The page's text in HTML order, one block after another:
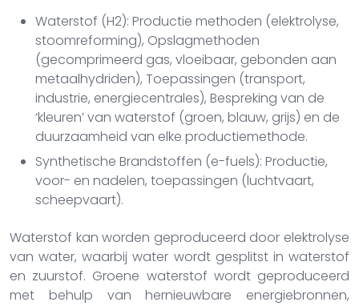
Waterstof (H2): Productie methoden (elektrolyse,
stoomreforming), Opslagmethoden
(gecomprimeerd gas, vloeibaar, gebonden aan
metaalhydriden), Toepassingen (transport,
industrie, energiecentrales), Bespreking van de
‘kleuren’ van waterstof (groen, blauw, grijs) en de
duurzaamheid van elke productiemethode.
Synthetische Brandstoffen (e-fuels): Productie,
voor- en nadelen, toepassingen (luchtvaart,
scheepvaart).
Waterstof kan worden geproduceerd door elektrolyse
van water, waarbij water wordt gesplitst in waterstof
en zuurstof. Groene waterstof wordt geproduceerd
met behulp van hernieuwbare energiebronnen,